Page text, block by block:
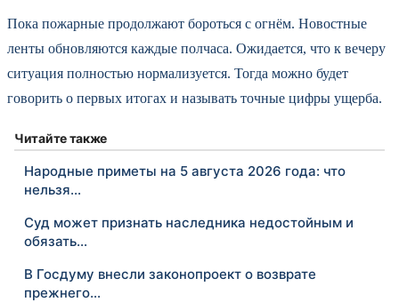
Пока пожарные продолжают бороться с огнём. Новостные
ленты обновляются каждые полчаса. Ожидается, что к вечеру
ситуация полностью нормализуется. Тогда можно будет
говорить о первых итогах и называть точные цифры ущерба.
Читайте также
Народные приметы на 5 августа 2026 года: что
нельзя…
Суд может признать наследника недостойным и
обязать…
В Госдуму внесли законопроект о возврате
прежнего…